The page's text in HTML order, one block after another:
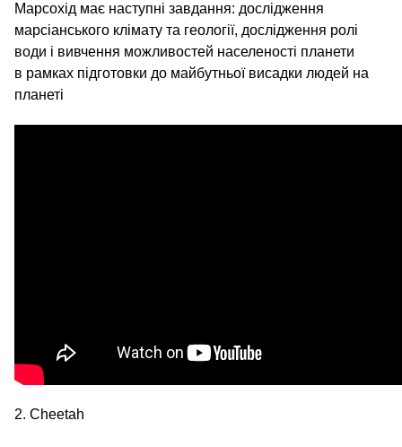
Марсохід має наступні завдання: дослідження
марсіанського клімату та геології, дослідження ролі
води і вивчення можливостей населеності планети
в рамках підготовки до майбутньої висадки людей на
планеті
2. Cheetah